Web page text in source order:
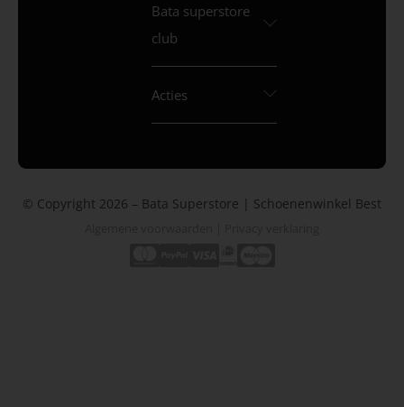
Bata superstore
club
Acties
© Copyright 2026 – Bata Superstore | Schoenenwinkel Best